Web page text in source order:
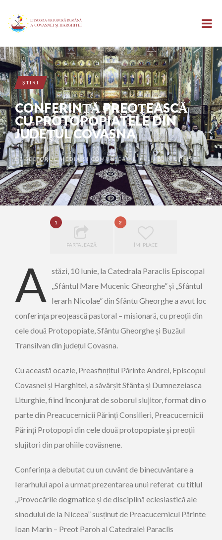
ŞTIRI
CONFERINȚĂ PREOȚEASCĂ
CU PROTOPOPIATELE DIN
JUDEȚUL COVASNA
DESECTORUL MEDIA ȘI COMUNICAȚII •1 AN ÎN URMĂ
1
PARTAJEAZĂ
2
ÎMI PLACE
A stăzi, 10 Iunie, la Catedrala Paraclis Episcopal
,,Sfântul Mare Mucenic Gheorghe” și ,,Sfântul
Ierarh Nicolae” din Sfântu Gheorghe a avut loc
conferința preoțească pastoral – misionară, cu preoții din
cele două Protopopiate, Sfântu Gheorghe și Buzăul
Transilvan din județul Covasna.
Cu această ocazie, Preasfințitul Părinte Andrei, Episcopul
Covasnei și Harghitei, a săvârșit Sfânta și Dumnezeiasca
Liturghie, fiind înconjurat de soborul slujitor, format din o
parte din Preacucernicii Părinți Consilieri, Preacucernicii
Părinți Protopopi din cele două protopopiate și preoții
slujitori din parohiile covăsnene.
Conferința a debutat cu un cuvânt de binecuvântare a
Ierarhului apoi a urmat prezentarea unui referat cu titlul
,,Provocările dogmatice și de disciplină eclesiastică ale
sinodului de la Niceea” susținut de Preacucernicul Părinte
Ioan Marin – Preot Paroh al Catedralei Paraclis